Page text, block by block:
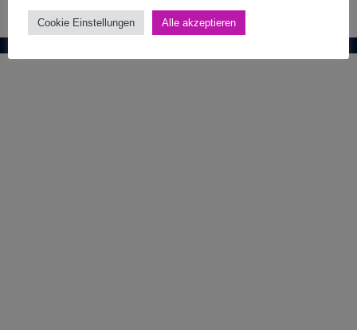
Cookie Einstellungen Alle akzeptieren